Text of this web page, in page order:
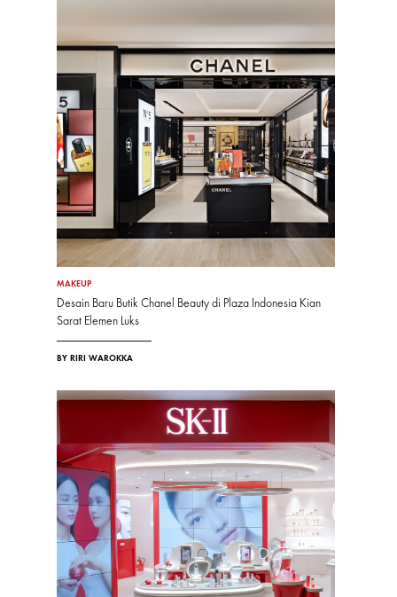
MAKEUP
Desain Baru Butik Chanel Beauty di Plaza Indonesia Kian
Sarat Elemen Luks
BY RIRI WAROKKA